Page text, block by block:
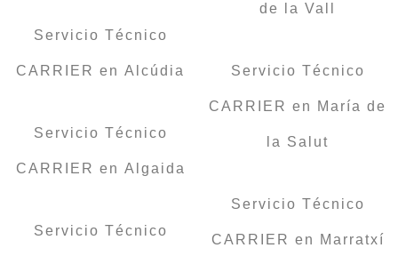
Servicio Técnico
CARRIER en Alcúdia
Servicio Técnico
CARRIER en Algaida
Servicio Técnico
de la Vall
Servicio Técnico
CARRIER en María de
la Salut
Servicio Técnico
CARRIER en Marratxí